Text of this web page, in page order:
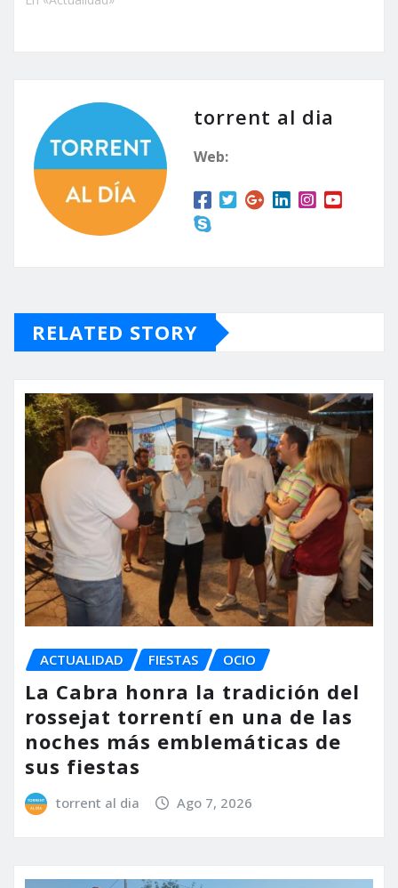
torrent al dia
Web:
RELATED STORY
ACTUALIDAD FIESTAS OCIO
La Cabra honra la tradición del
rossejat torrentí en una de las
noches más emblemáticas de
sus fiestas
torrent al dia Ago 7, 2026